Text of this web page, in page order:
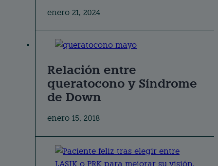
enero 21, 2024
Relación entre
queratocono y Síndrome
de Down
enero 15, 2018